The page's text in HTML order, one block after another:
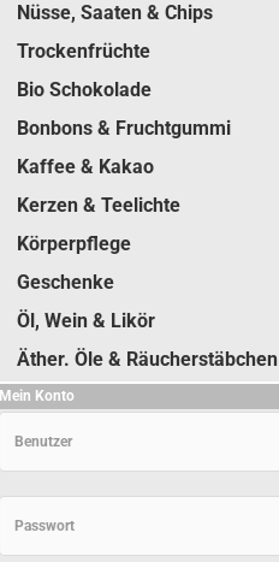
Nüsse, Saaten & Chips
Trockenfrüchte
Bio Schokolade
Bonbons & Fruchtgummi
Kaffee & Kakao
Kerzen & Teelichte
Körperpflege
Geschenke
Öl, Wein & Likör
Äther. Öle & Räucherstäbchen
Mein Konto